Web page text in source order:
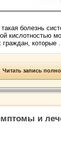
болезнь
кислотностью
граждан, которые
Читать запись
и